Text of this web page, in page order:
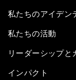
私たちのアイデン
私たちの活動
リーダーシップと
インパクト